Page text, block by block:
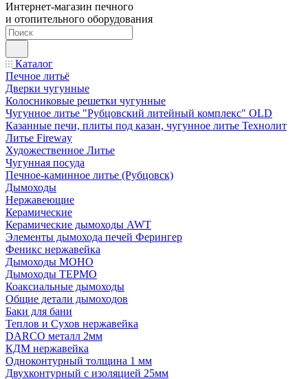
Интернет-магазин печного
и отопительного оборудования
Каталог
Печное литьё
Дверки чугунные
Колосниковые решетки чугунные
Чугунное литье "Рубцовский литейный комплекс" OLD
Казанные печи, плиты под казан, чугунное литье Технолит
Литье Fireway
Художественное Литье
Чугунная посуда
Печное-каминное литье (Рубцовск)
Дымоходы
Нержавеющие
Керамические
Керамические дымоходы AWT
Элементы дымохода печей Ферингер
Феникс нержавейка
Дымоходы МОНО
Дымоходы ТЕРМО
Коаксиальные дымоходы
Общие детали дымоходов
Баки для бани
Теплов и Сухов нержавейка
DARCO металл 2мм
КДМ нержавейка
Одноконтурный толщина 1 мм
Двухконтурный с изоляцией 25мм